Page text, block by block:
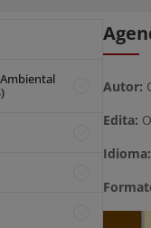
Autor:
Edita:
Idioma: